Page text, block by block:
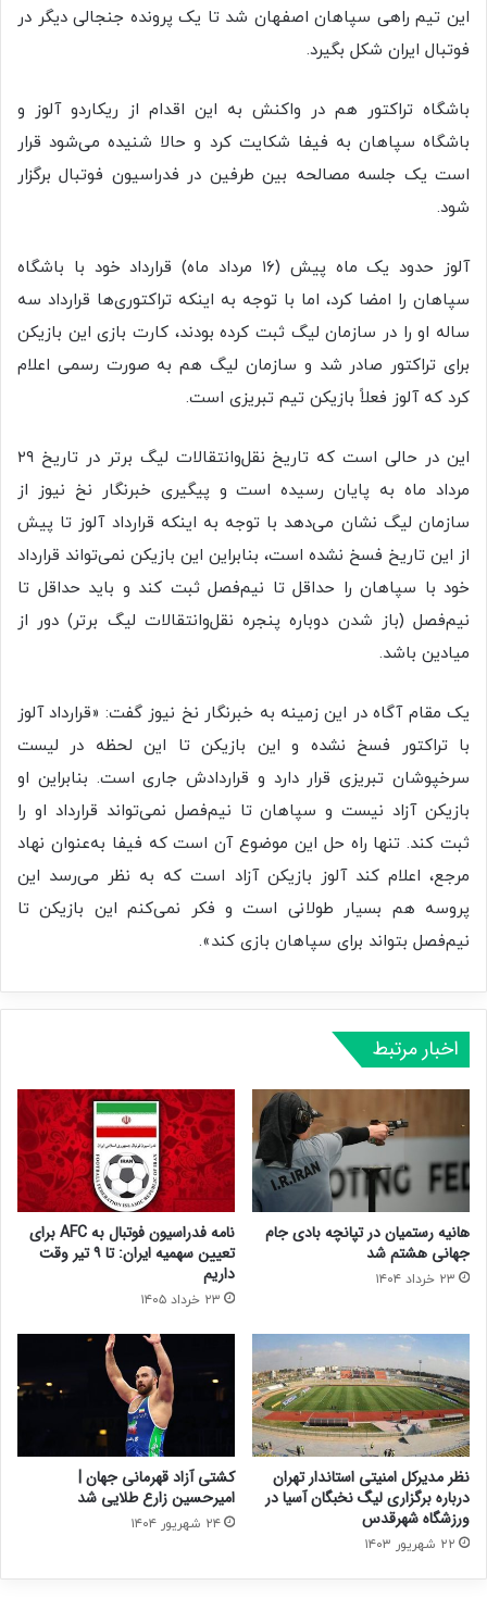
این تیم راهی سپاهان اصفهان شد تا یک پرونده جنجالی دیگر در
فوتبال ایران شکل بگیرد.
باشگاه تراکتور هم در واکنش به این اقدام از ریکاردو آلوز و
باشگاه سپاهان به فیفا شکایت کرد و حالا شنیده می‌شود قرار
است یک جلسه مصالحه بین طرفین در فدراسیون فوتبال برگزار
شود.
آلوز حدود یک ماه پیش (۱۶ مرداد ماه) قرارداد خود با باشگاه
سپاهان را امضا کرد، اما با توجه به اینکه تراکتوری‌ها قرارداد سه
ساله او را در سازمان لیگ ثبت کرده بودند، کارت بازی این بازیکن
برای تراکتور صادر شد و سازمان لیگ هم به صورت رسمی اعلام
کرد که آلوز فعلاً بازیکن تیم تبریزی است.
این در حالی است که تاریخ نقل‌و‌انتقالات لیگ برتر در تاریخ ۲۹
مرداد ماه به پایان رسیده است و پیگیری خبرنگار نخ نیوز از
سازمان لیگ نشان می‌دهد با توجه به اینکه قرارداد آلوز تا پیش
از این تاریخ فسخ نشده است، بنابراین این بازیکن نمی‌تواند قرارداد
خود با سپاهان را حداقل تا نیم‌فصل ثبت کند و باید حداقل تا
نیم‌فصل (باز شدن دوباره پنجره نقل‌وانتقالات لیگ برتر) دور از
میادین باشد.
یک مقام آگاه در این زمینه به خبرنگار نخ نیوز گفت: «قرارداد آلوز
با تراکتور فسخ نشده و این بازیکن تا این لحظه در لیست
سرخپوشان تبریزی قرار دارد و قراردادش جاری است. بنابراین او
بازیکن آزاد نیست و سپاهان تا نیم‌فصل نمی‌تواند قرارداد او را
ثبت کند. تنها راه حل این موضوع آن است که فیفا به‌عنوان نهاد
مرجع، اعلام کند آلوز بازیکن آزاد است که به نظر می‌رسد این
پروسه هم بسیار طولانی است و فکر نمی‌کنم این بازیکن تا
نیم‌فصل بتواند برای سپاهان بازی کند».
اخبار مرتبط
هانیه رستمیان در تپانچه بادی جام
جهانی هشتم شد
۲۳ خرداد ۱۴۰۴
نامه فدراسیون فوتبال به AFC برای
تعیین سهمیه ایران: تا ۹ تیر وقت
داریم
۲۳ خرداد ۱۴۰۵
نظر مدیرکل امنیتی استاندار تهران
درباره برگزاری لیگ نخبگان آسیا در
ورزشگاه شهرقدس
۲۲ شهریور ۱۴۰۳
کشتی آزاد قهرمانی جهان |
امیرحسین زارع طلایی شد
۲۴ شهریور ۱۴۰۴